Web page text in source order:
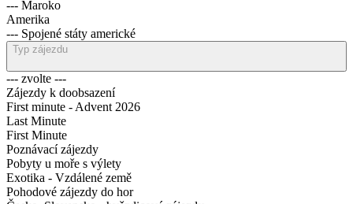
--- Maroko
Amerika
--- Spojené státy americké
Typ zájezdu
--- zvolte ---
Zájezdy k doobsazení
First minute - Advent 2026
Last Minute
First Minute
Poznávací zájezdy
Pobyty u moře s výlety
Exotika - Vzdálené země
Pohodové zájezdy do hor